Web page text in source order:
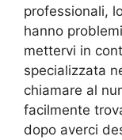
professionali,
hanno
mettervi in
specializzata
chiamare al
facilmente
dopo averci